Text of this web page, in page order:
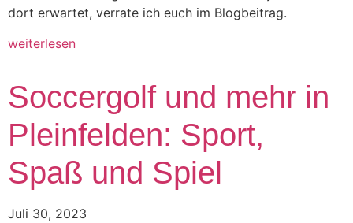
dort erwartet, verrate ich euch im Blogbeitrag.
weiterlesen
Soccergolf und mehr in
Pleinfelden: Sport,
Spaß und Spiel
Juli 30, 2023